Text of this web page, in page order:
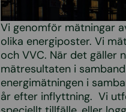
Vi genomför mätningar
olika energiposter. Vi
och VVC. När det gäller
mätresultaten i
energimätningen i
år efter inflyttning. Vi